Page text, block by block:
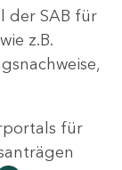
der SAB für
z.B.
für